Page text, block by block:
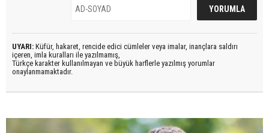
UYARI: Küfür, hakaret, rencide edici cümleler veya imalar, inançlara saldırı
içeren, imla kuralları ile yazılmamış,
Türkçe karakter kullanılmayan ve büyük harflerle yazılmış yorumlar
onaylanmamaktadır.